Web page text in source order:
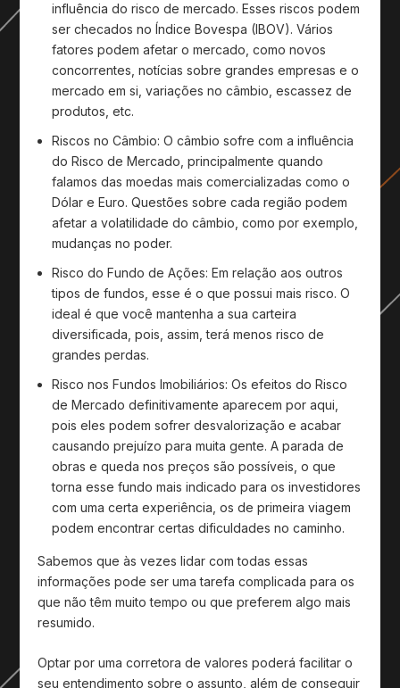
influência do risco de mercado. Esses riscos podem
ser checados no Índice Bovespa (IBOV). Vários
fatores podem afetar o mercado, como novos
concorrentes, notícias sobre grandes empresas e o
mercado em si, variações no câmbio, escassez de
produtos, etc.
Riscos no Câmbio:O câmbio sofre com a influência
do Risco de Mercado, principalmente quando
falamos das moedas mais comercializadas como o
Dólar e Euro. Questões sobre cada região podem
afetar a volatilidade do câmbio, como por exemplo,
mudanças no poder.
Risco do Fundo de Ações: Em relação aos outros
tipos de fundos, esse é o que possui mais risco. O
ideal é que você mantenha a sua carteira
diversificada, pois, assim, terá menos risco de
grandes perdas.
Risco nos Fundos Imobiliários:Os efeitos do Risco
de Mercado definitivamente aparecem por aqui,
pois eles podem sofrer desvalorização e acabar
causando prejuízo para muita gente. A parada de
obras e queda nos preços são possíveis, o que
torna esse fundo mais indicado para os investidores
com uma certa experiência, os de primeira viagem
podem encontrar certas dificuldades no caminho.
Sabemos que às vezes lidar com todas essas
informações pode ser uma tarefa complicada para os
que não têm muito tempo ou que preferem algo mais
resumido.
Optar por uma corretora de valores poderá facilitar o
seu entendimento sobre o assunto, além de conseguir